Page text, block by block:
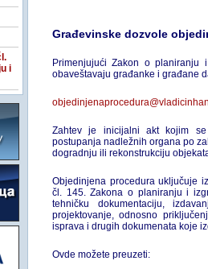
i
Građevinske dozvole
Primenjujući Zakon o planiranju
obaveštavaju građanke i građane
Zahtev je inicijalni akt kojim se
postupanja nadležnih organa po
dogradnju ili rekonstrukciju
Objedinjena procedura uključuje
čl. 145. Zakona o planiranju i
tehničku dokumentaciju,
projektovanje, odnosno
isprava i drugih dokumenata koje
Ovde možete preuzeti: